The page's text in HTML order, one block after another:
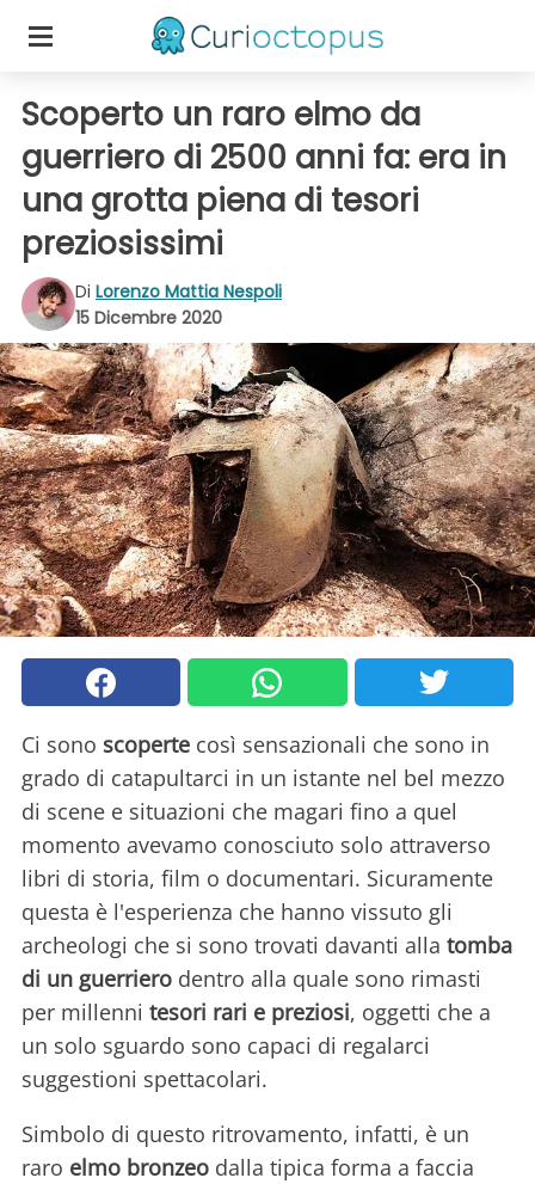
Scoperto un raro elmo da
guerriero di 2500 anni fa: era in
una grotta piena di tesori
preziosissimi
Di Lorenzo Mattia Nespoli
15 Dicembre 2020
Ci sono scoperte così sensazionali che sono in
grado di catapultarci in un istante nel bel mezzo
di scene e situazioni che magari fino a quel
momento avevamo conosciuto solo attraverso
libri di storia, film o documentari. Sicuramente
questa è l'esperienza che hanno vissuto gli
archeologi che si sono trovati davanti alla tomba
di un guerriero dentro alla quale sono rimasti
per millenni tesori rari e preziosi, oggetti che a
un solo sguardo sono capaci di regalarci
suggestioni spettacolari.
Simbolo di questo ritrovamento, infatti, è un
raro elmo bronzeo dalla tipica forma a faccia